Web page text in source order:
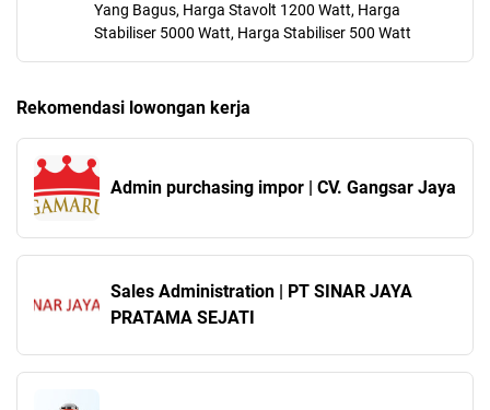
Yang Bagus, Harga Stavolt 1200 Watt, Harga
Stabiliser 5000 Watt, Harga Stabiliser 500 Watt
Rekomendasi lowongan kerja
Admin purchasing impor | CV. Gangsar Jaya
Sales Administration | PT SINAR JAYA
PRATAMA SEJATI